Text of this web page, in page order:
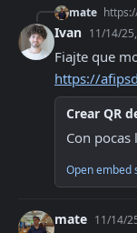
mate https://
Ivan 11/14/
https://
Crear QR
Con
Open embed
mate 11/14/